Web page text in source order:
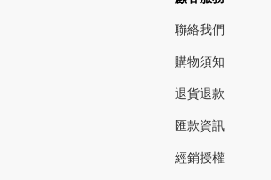
聯絡我們
購物須知
退貨退款
匯款資訊
經銷授權